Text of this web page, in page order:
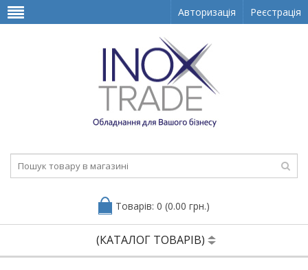
Авторизація Реєстрація
Товарів: 0 (0.00 грн.)
(КАТАЛОГ ТОВАРІВ)